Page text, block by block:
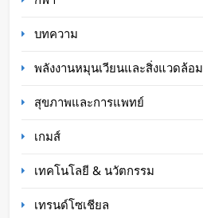
บทความ
พลังงานหมุนเวียนและสิ่งแวดล้อม
สุขภาพและการแพทย์
เกมส์
เทคโนโลยี & นวัตกรรม
เทรนด์โซเชียล